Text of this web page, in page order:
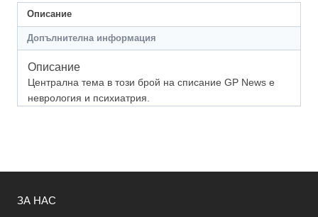
1/2026
Описание
Допълнителна информация
Описание
Централна тема в този брой на списание GP News е
неврология и психиатрия.
ЗА НАС